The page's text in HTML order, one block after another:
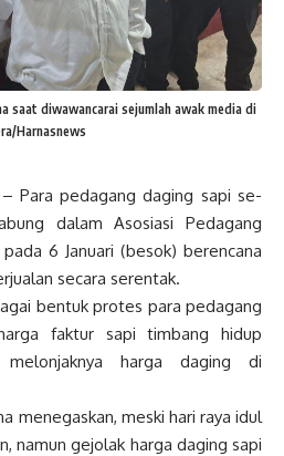
saat diwawancarai sejumlah awak media di
Harnasnews
– Para pedagang daging sapi se-
dalam Asosiasi Pedagang
6 Januari (besok) berencana
secara serentak.
bentuk protes para pedagang
faktur sapi timbang hidup
melonjaknya harga daging di
menegaskan, meski hari raya idul
namun gejolak harga daging sapi